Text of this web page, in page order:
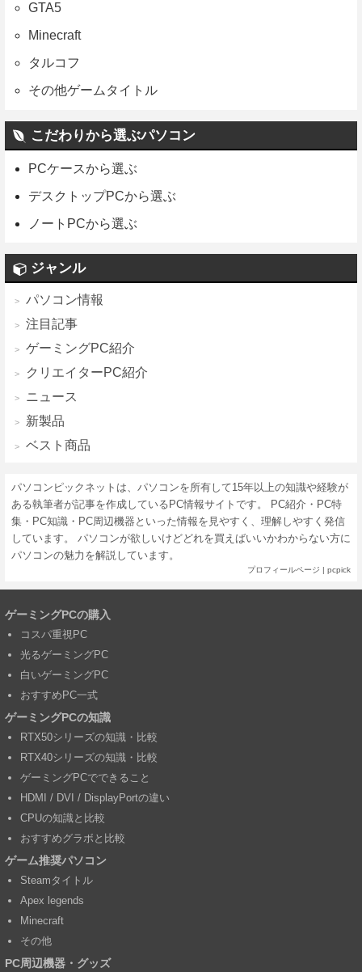
GTA5
Minecraft
タルコフ
その他ゲームタイトル
こだわりから選ぶパソコン
PCケースから選ぶ
デスクトップPCから選ぶ
ノートPCから選ぶ
ジャンル
パソコン情報
注目記事
ゲーミングPC紹介
クリエイターPC紹介
ニュース
新製品
ベスト商品
パソコンピックネットは、パソコンを所有して15年以上の知識や経験が
ある執筆者が記事を作成しているPC情報サイトです。 PC紹介・PC特
集・PC知識・PC周辺機器といった情報を見やすく、理解しやすく発信
しています。 パソコンが欲しいけどどれを買えばいいかわからない方に
パソコンの魅力を解説しています。
プロフィールページ | pcpick
ゲーミングPCの購入
コスパ重視PC
光るゲーミングPC
白いゲーミングPC
おすすめPC一式
ゲーミングPCの知識
RTX50シリーズの知識・比較
RTX40シリーズの知識・比較
ゲーミングPCでできること
HDMI / DVI / DisplayPortの違い
CPUの知識と比較
おすすめグラボと比較
ゲーム推奨パソコン
Steamタイトル
Apex legends
Minecraft
その他
PC周辺機器・グッズ